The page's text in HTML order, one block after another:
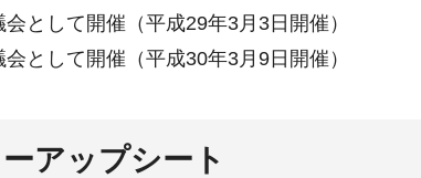
として開催（平成29年3月3日開催）
として開催（平成30年3月9日開催）
アップシート